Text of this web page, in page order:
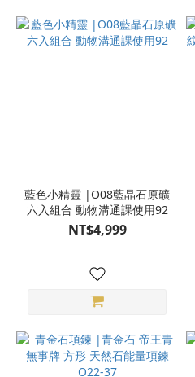
藍色小精靈 |O08藍晶石原礦
六入組合 動物溝通課使用92
NT$4,999